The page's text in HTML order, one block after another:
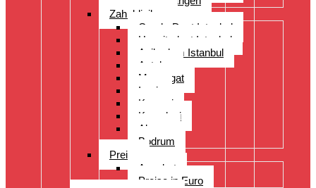
Zahnkliniken
CenderDent Istanbul
Hospitadent Istanbul
Acibadem Istanbul
Antalya
Manavgat
Izmir
Kayseri
Kusadasi
Alanya
Bodrum
Preise
Angebot
Preise in Euro